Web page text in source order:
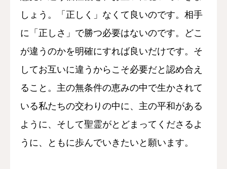
しょう。「正しく」なくて良いのです。相手
に「正しさ」で勝つ必要はないのです。どこ
が違うのかを明確にすれば良いだけです。そ
してお互いに違うからこそ必要だと認め合え
ること。主の無条件の恵みの中で生かされて
いる私たちの交わりの中に、主の平和がある
ように、そして聖霊がとどまってくださるよ
うに、ともに歩んでいきたいと願います。